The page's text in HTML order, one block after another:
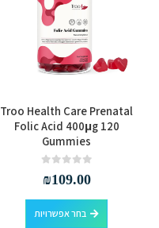
זה
יש
מספר
סוגים.
ניתן
לבחור
Troo Health Care Prenatal
Folic Acid 400μg 120
Gummies
₪109.00
בחר אפשרויות